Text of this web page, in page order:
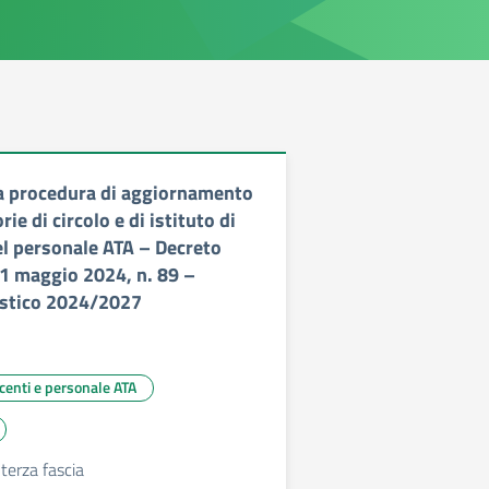
procedura di aggiornamento
di circolo e di istituto di
personale ATA – Decreto
maggio 2024, n. 89 –
2024/2027
e personale ATA
fascia